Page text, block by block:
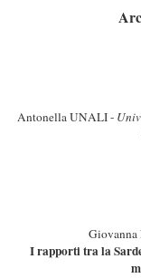
Antonella UNALI -
I rapporti tra la